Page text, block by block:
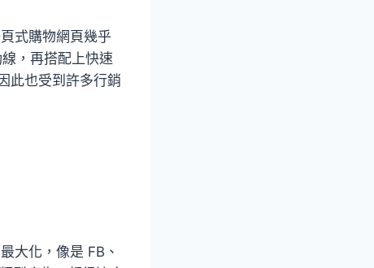
式購物網頁幾乎
，再搭配上快速
此也受到許多行銷
大化，像是 FB、